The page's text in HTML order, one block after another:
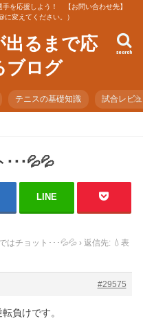
を応援しよう！ 【お問い合わせ先】
変えてください。）
出るまで応
ブログ
search
テニスの基礎知識 試合レビ
･･･💦💦
LINE
はチョット･･･💦💦 › 返信先: 💧表
#29575
負けです。